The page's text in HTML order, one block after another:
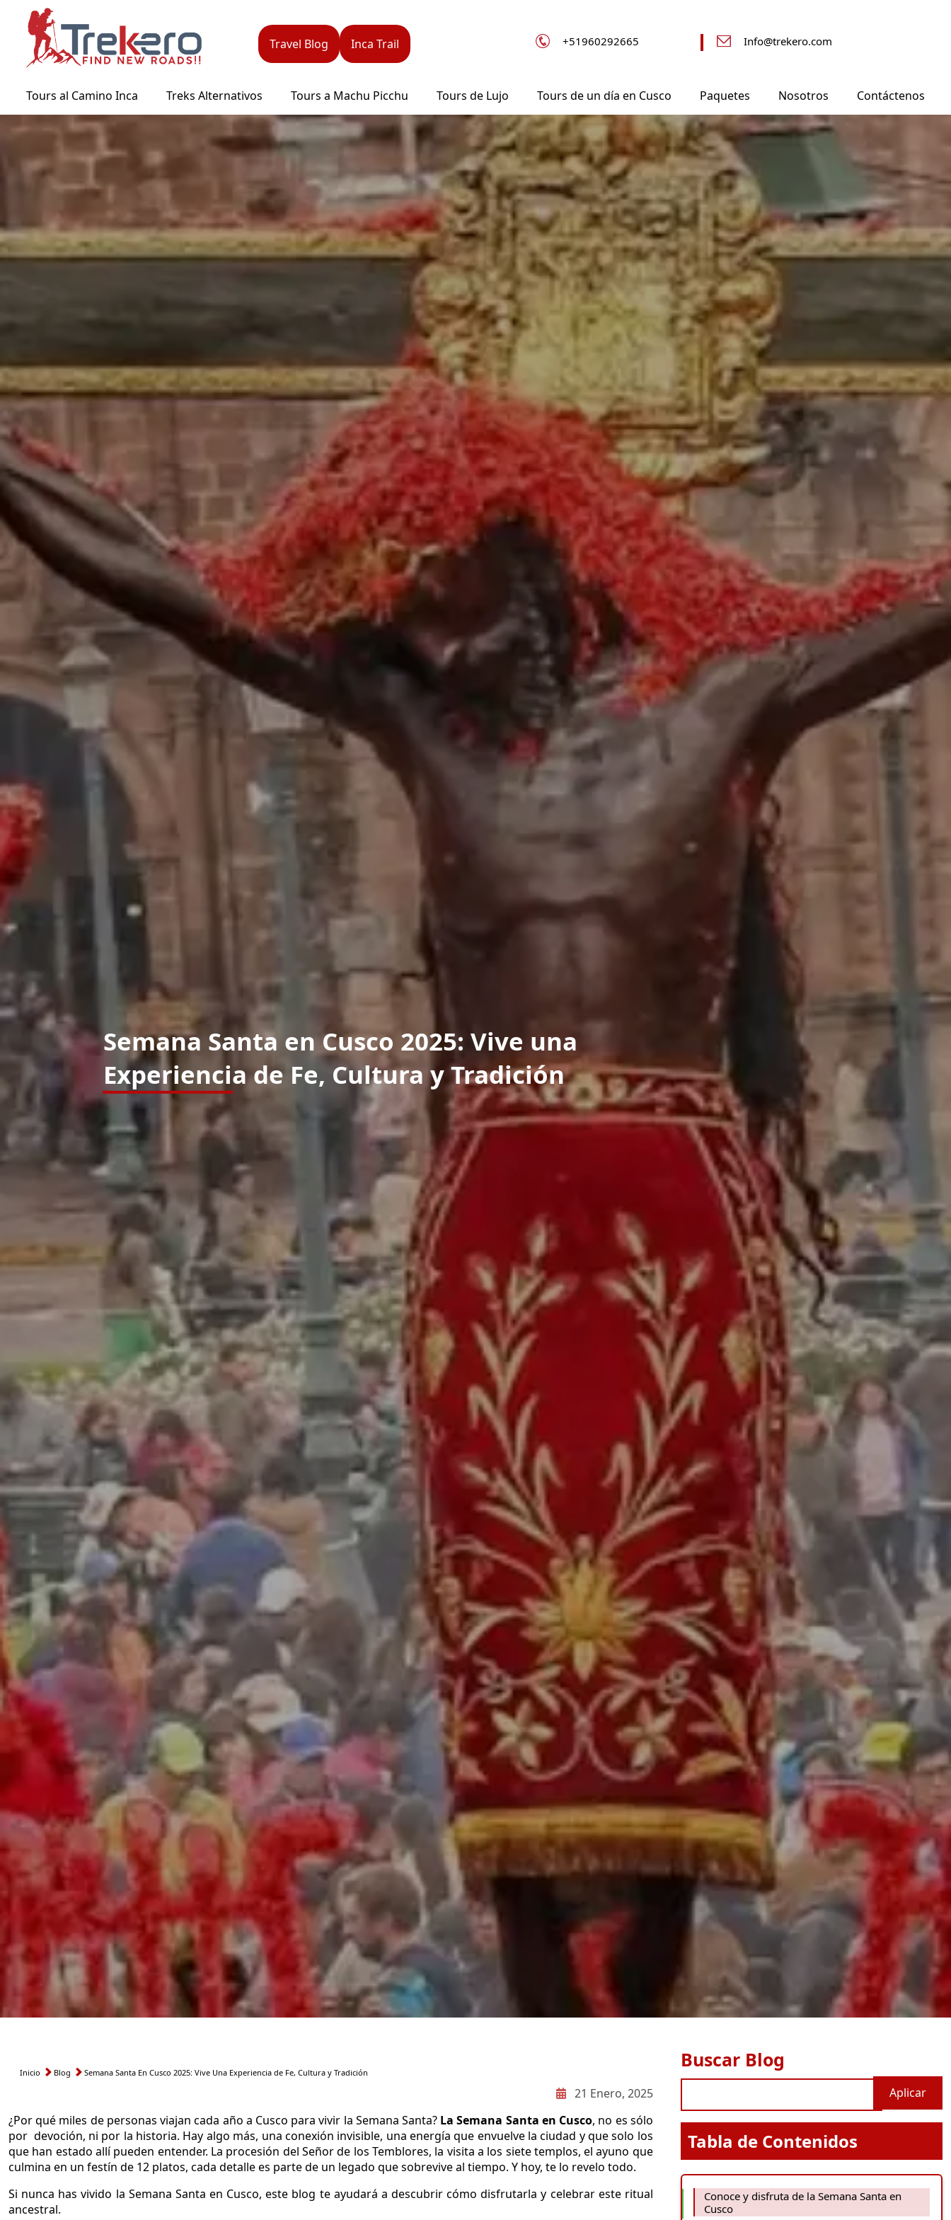
contenido
principal
Travel Blog Inca Trail +51960292665 Info@trekero.com
Tours al Camino Inca Treks Alternativos Tours a Machu Picchu Tours de Lujo Tours de un día en Cusco Paquetes Nosotros Contáctenos
Semana Santa en Cusco 2025: Vive una
Experiencia de Fe, Cultura y Tradición
navegación
Inicio Blog Semana Santa En Cusco 2025: Vive Una Experiencia de Fe, Cultura y Tradición
21 Enero, 2025
¿Por qué miles de personas viajan cada año a Cusco para vivir la Semana Santa? La Semana Santa en Cusco, no es sólo
por devoción, ni por la historia. Hay algo más, una conexión invisible, una energía que envuelve la ciudad y que solo los
que han estado allí pueden entender. La procesión del Señor de los Temblores, la visita a los siete templos, el ayuno que
culmina en un festín de 12 platos, cada detalle es parte de un legado que sobrevive al tiempo. Y hoy, te lo revelo todo.
Si nunca has vivido la Semana Santa en Cusco, este blog te ayudará a descubrir cómo disfrutarla y celebrar este ritual
ancestral.
Buscar Blog
Tabla de Contenidos
Conoce y disfruta de la Semana Santa en
Cusco